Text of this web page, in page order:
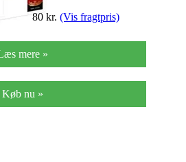
80 kr. (Vis fragtpris)
mere »
Køb nu »